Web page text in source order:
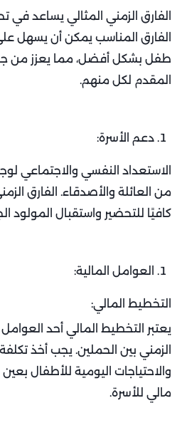
الفارق الزمني المثالي يساعد في
الفارق المناسب يمكن أن يسهل
طفل بشكل أفضل، مما يعزز من
المقدم لكل منهم.
دعم الأسرة:
الاستعداد النفسي والاجتماعي
من العائلة والأصدقاء. الفارق
كافيًا للتحضير واستقبال المولود
العوامل المالية:
التخطيط المالي:
يعتبر التخطيط المالي أحد
الزمني بين الحملين. يجب أخذ
والاحتياجات اليومية للأطفال بعين
مالي للأسرة.